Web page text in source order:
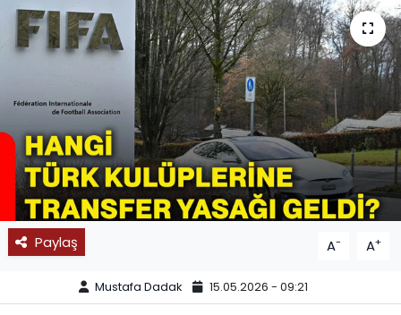
Paylaş A- A+
Mustafa Dadak 15.05.2026 - 09:21
EĞİTİM
MAGAZİN
SAĞLIK
SPOR
11:11 MANŞET
Son Dakika Haberleri
Haber Arşivi